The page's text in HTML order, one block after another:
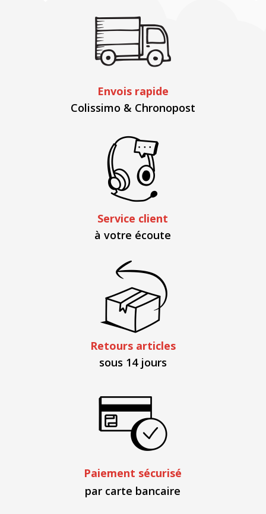
Envois rapide
Colissimo & Chronopost
Service client
à votre écoute
Retours articles
sous 14 jours
Paiement sécurisé
par carte bancaire